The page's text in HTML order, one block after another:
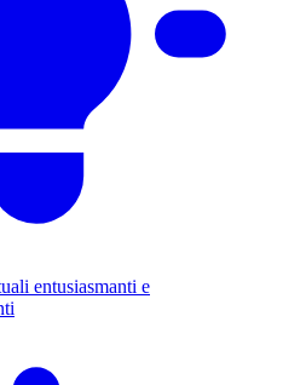
entusiasmanti e